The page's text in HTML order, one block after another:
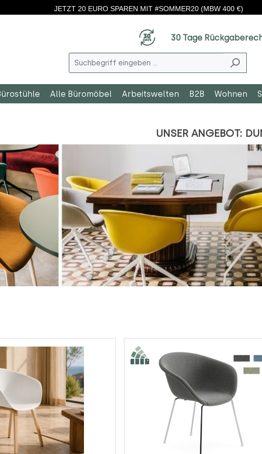
JETZT 20 EURO SPAREN MIT #SOMMER20 (MBW 400 €)
30 Tage
Alle Büromöbel Arbeitswelten B2B Wohnen
UNSER ANGEBOT: